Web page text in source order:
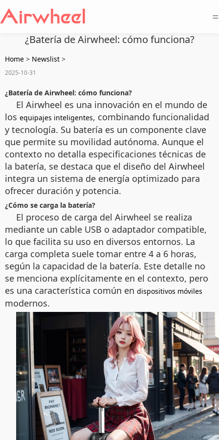
=
¿Batería de Airwheel: cómo funciona?
Home > Newslist >
2025-10-31
¿Batería de Airwheel: cómo funciona?
El Airwheel es una innovación en el mundo de
los equipajes inteligentes, combinando funcionalidad
y tecnología. Su batería es un componente clave
que permite su movilidad autónoma. Aunque el
contexto no detalla especificaciones técnicas de
la batería, se destaca que el diseño del Airwheel
integra un sistema de energía optimizado para
ofrecer duración y potencia.
¿Cómo se carga la batería?
El proceso de carga del Airwheel se realiza
mediante un cable USB o adaptador compatible,
lo que facilita su uso en diversos entornos. La
carga completa suele tomar entre 4 a 6 horas,
según la capacidad de la batería. Este detalle no
se menciona explícitamente en el contexto, pero
es una característica común en dispositivos móviles
modernos.